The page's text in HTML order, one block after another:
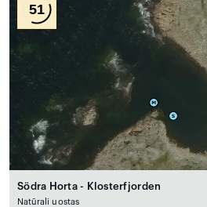
51
Södra Horta - Klosterfjorden
Natūrali uostas